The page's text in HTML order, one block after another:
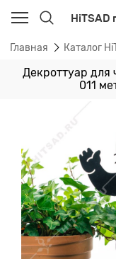
HiTSAD
Главная Каталог
Декроттуар для
011